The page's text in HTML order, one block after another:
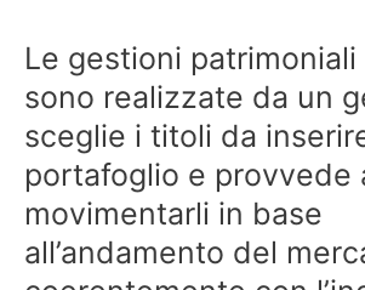
Le gestioni
sono realizzate da un
sceglie i titoli da
portafoglio e provvede
movimentarli in base
all’andamento del